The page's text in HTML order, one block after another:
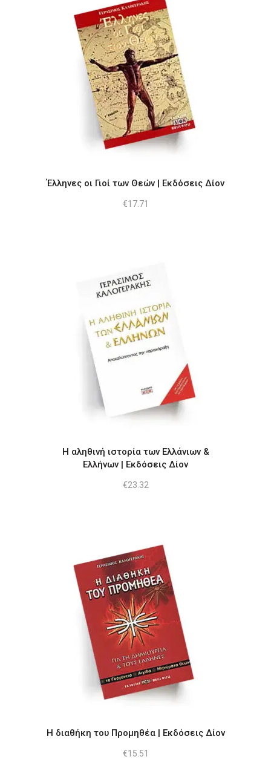
Έλληνες οι Γιοί των Θεών | Εκδόσεις Δίον
€17.71
Η αληθινή ιστορία των Ελλάνιων &
Ελλήνων | Εκδόσεις Δίον
€23.32
Η διαθήκη του Προμηθέα | Εκδόσεις Δίον
€15.51